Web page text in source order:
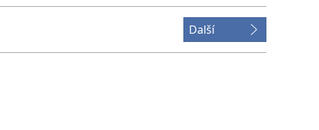
stažení
Další